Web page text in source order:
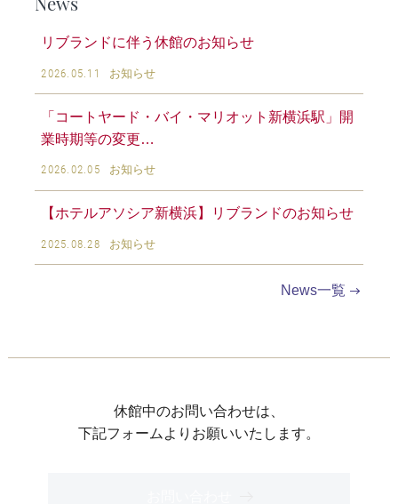
リブランドに伴う休館のお知らせ
2026.05.11 お知らせ
「コートヤード・バイ・マリオット新横浜駅」開
業時期等の変更…
2026.02.05 お知らせ
【ホテルアソシア新横浜】リブランドのお知らせ
2025.08.28 お知らせ
News一覧
休館中のお問い合わせは、
下記フォームよりお願いいたします。